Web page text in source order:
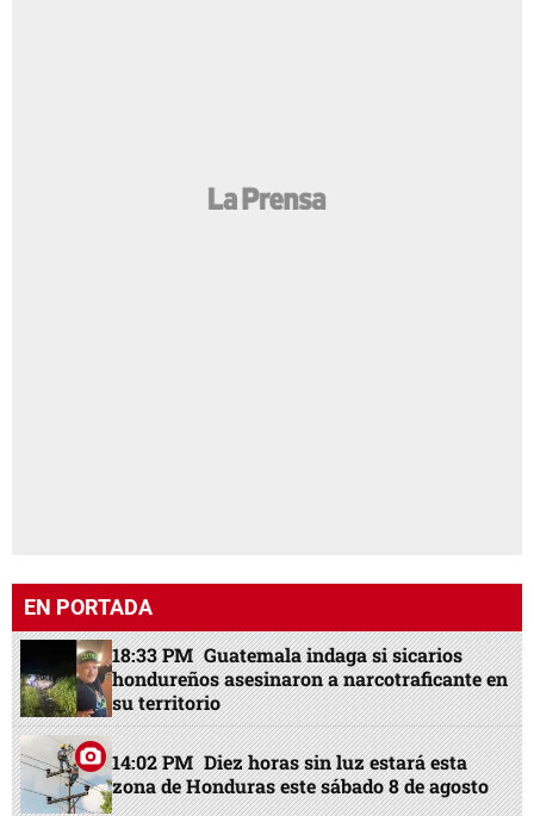
EN PORTADA
18:33 PM Guatemala indaga si sicarios
hondureños asesinaron a narcotraficante en
su territorio
14:02 PM Diez horas sin luz estará esta
zona de Honduras este sábado 8 de agosto